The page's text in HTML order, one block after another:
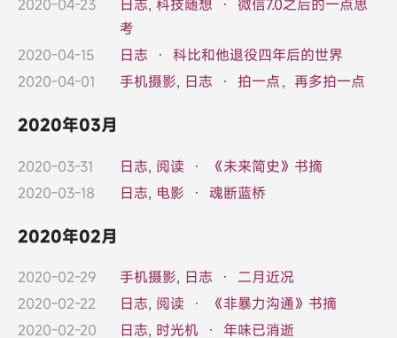
2020-04-23 日志, 科技随想 · 微信7.0之后的一点思
考
2020-04-15
日志 · 科比和他退役四年后的世界
2020-04-01
手机摄影, 日志 · 拍一点，再多拍一点
2020年03月
2020-03-31 日志, 阅读 ·
《未来简史》书摘
2020-03-18
日志, 电影 · 魂断蓝桥
2020年02月
2020-02-29 手机摄影, 日志 · 二月近况
2020-02-22
日志, 阅读 ·
《非暴力沟通》书摘
2020-02-20
日志, 时光机 · 年味已消逝